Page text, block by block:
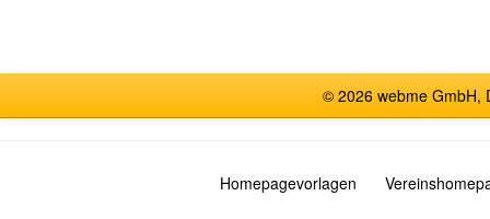
© 2026 webme GmbH,
Homepagevorlagen